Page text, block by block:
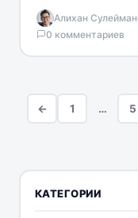
исполнительных
руководство их
образуется
Алихан
0 комментариев
← 1 … 5
КАТЕГОРИИ